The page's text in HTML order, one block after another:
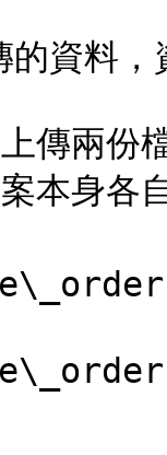
資料，
傳兩份
本身各